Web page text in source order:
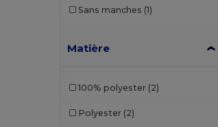
Sans manches (1)
Matière
100% polyester (2)
Polyester (2)